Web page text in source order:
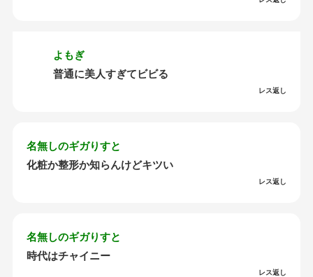
よもぎ
普通に美人すぎてビビる
レス返し
名無しのギガりすと
化粧か整形か知らんけどキツい
レス返し
名無しのギガりすと
時代はチャイニー
レス返し